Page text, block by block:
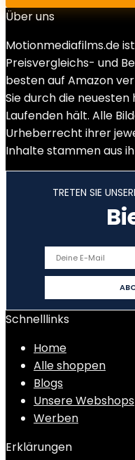
Über uns
Motionmediafilms.de
Preisvergleichs- und
besten auf Amazon
Sie durch die
Laufenden hält. Alle
Urheberrecht ihrer
Inhalte stammen aus
TRETEN SIE
Schnelllinks
Home
Alle shoppen
Blogs
Unsere Webshops
Werben
Erklärungen